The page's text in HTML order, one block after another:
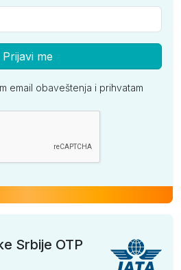
Prijavi me
email obaveštenja i prihvatam
Srbije OTP